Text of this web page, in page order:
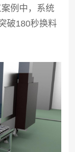
例中，系统
破180秒换料